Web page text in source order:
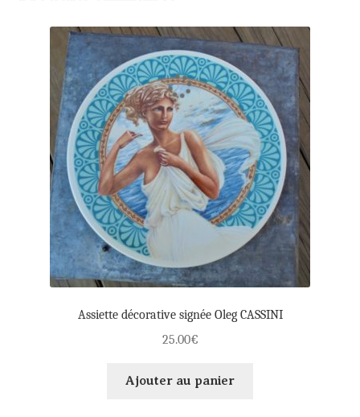
Assiette décorative signée Oleg CASSINI
25.00€
Ajouter au panier